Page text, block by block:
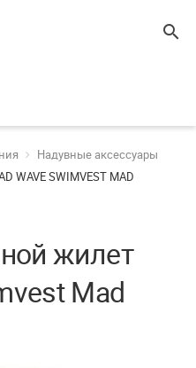
search
Надувные аксессуары
SWIMVEST MAD
жилет
Mad